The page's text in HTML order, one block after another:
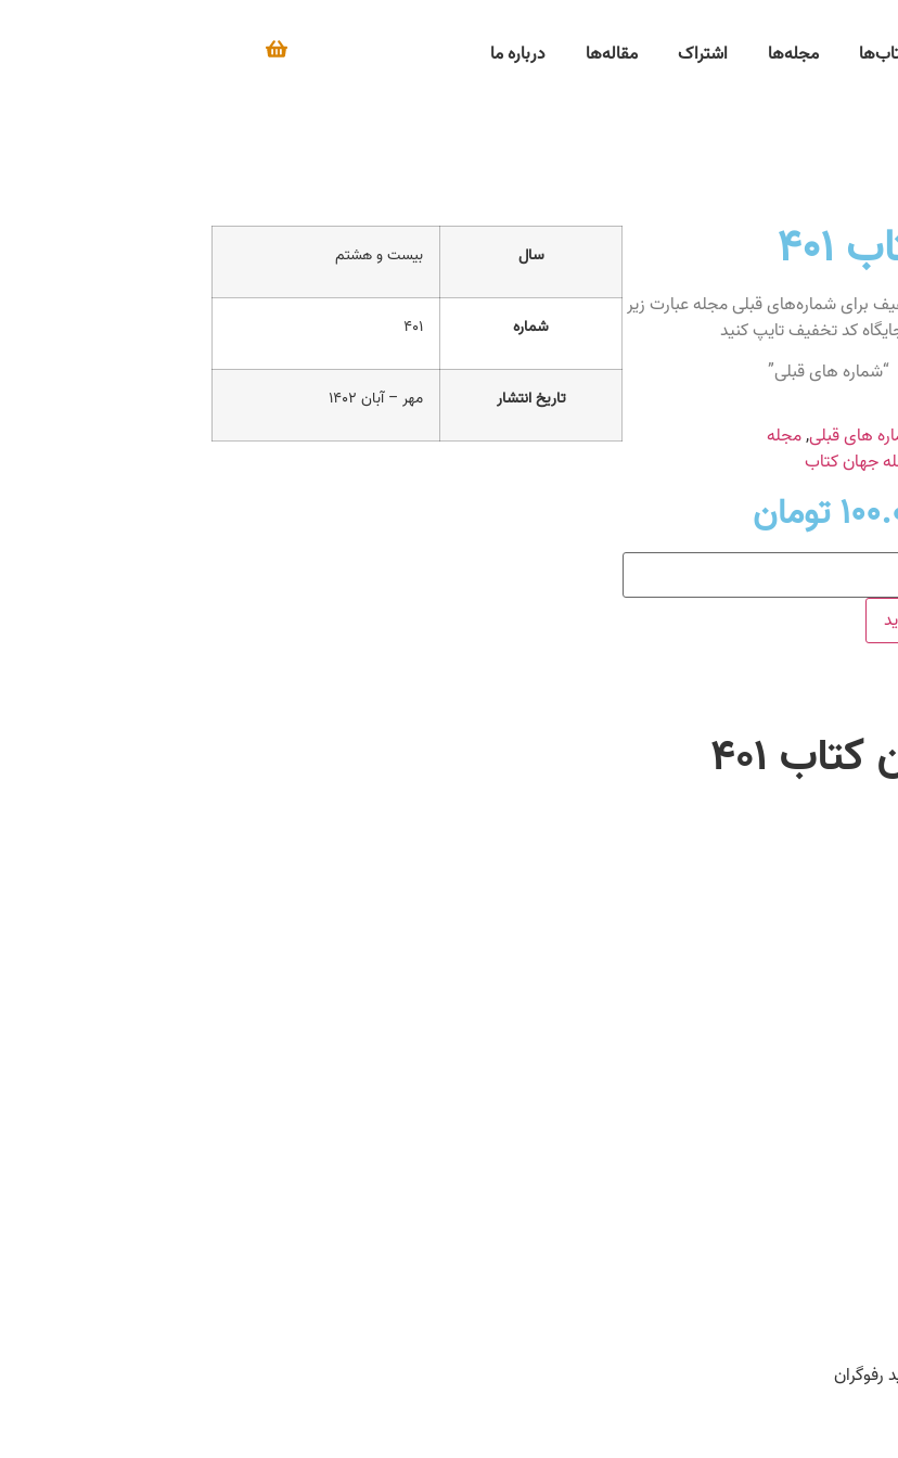
مجله‌ها اشتراک مقاله‌ها درباره ما
کد تخفیف تایپ کنید
“شماره های قبلی”
های قبلی, مجله
جهان کتاب
تومان
سال بیست و هشتم
شماره ۴۰۱
تاریخ انتشار مهر – آبان ۱۴۰۲
۴۰۱
رفوگران